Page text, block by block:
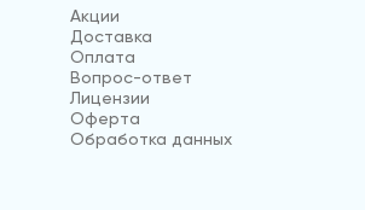
Акции
Доставка
Оплата
Вопрос-ответ
Лицензии
Оферта
Обработка данных